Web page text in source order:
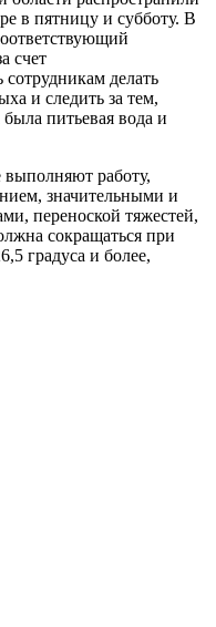
в пятницу и субботу. В
счет
делать
и следить за тем,
питьевая вода и
выполняют работу,
значительными и
переноской тяжестей,
сокращаться при
градуса и более,